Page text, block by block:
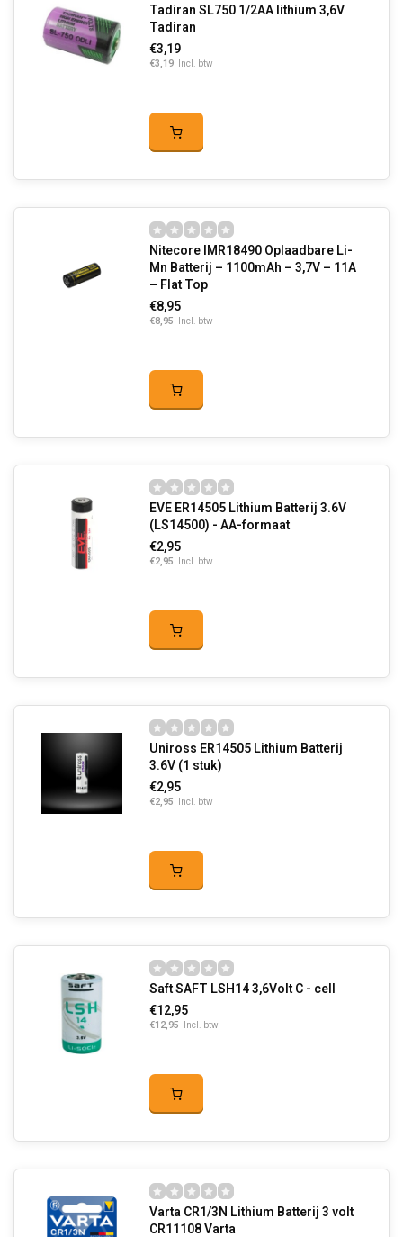
Tadiran SL750 1/2AA lithium 3,6V
Tadiran
€3,19
€3,19 Incl. btw
Nitecore IMR18490 Oplaadbare Li-
Mn Batterij – 1100mAh – 3,7V – 11A
– Flat Top
€8,95
€8,95 Incl. btw
EVE ER14505 Lithium Batterij 3.6V
(LS14500) - AA-formaat
€2,95
€2,95 Incl. btw
Uniross ER14505 Lithium Batterij
3.6V (1 stuk)
€2,95
€2,95 Incl. btw
Saft SAFT LSH14 3,6Volt C - cell
€12,95
€12,95 Incl. btw
Varta CR1/3N Lithium Batterij 3 volt
CR11108 Varta